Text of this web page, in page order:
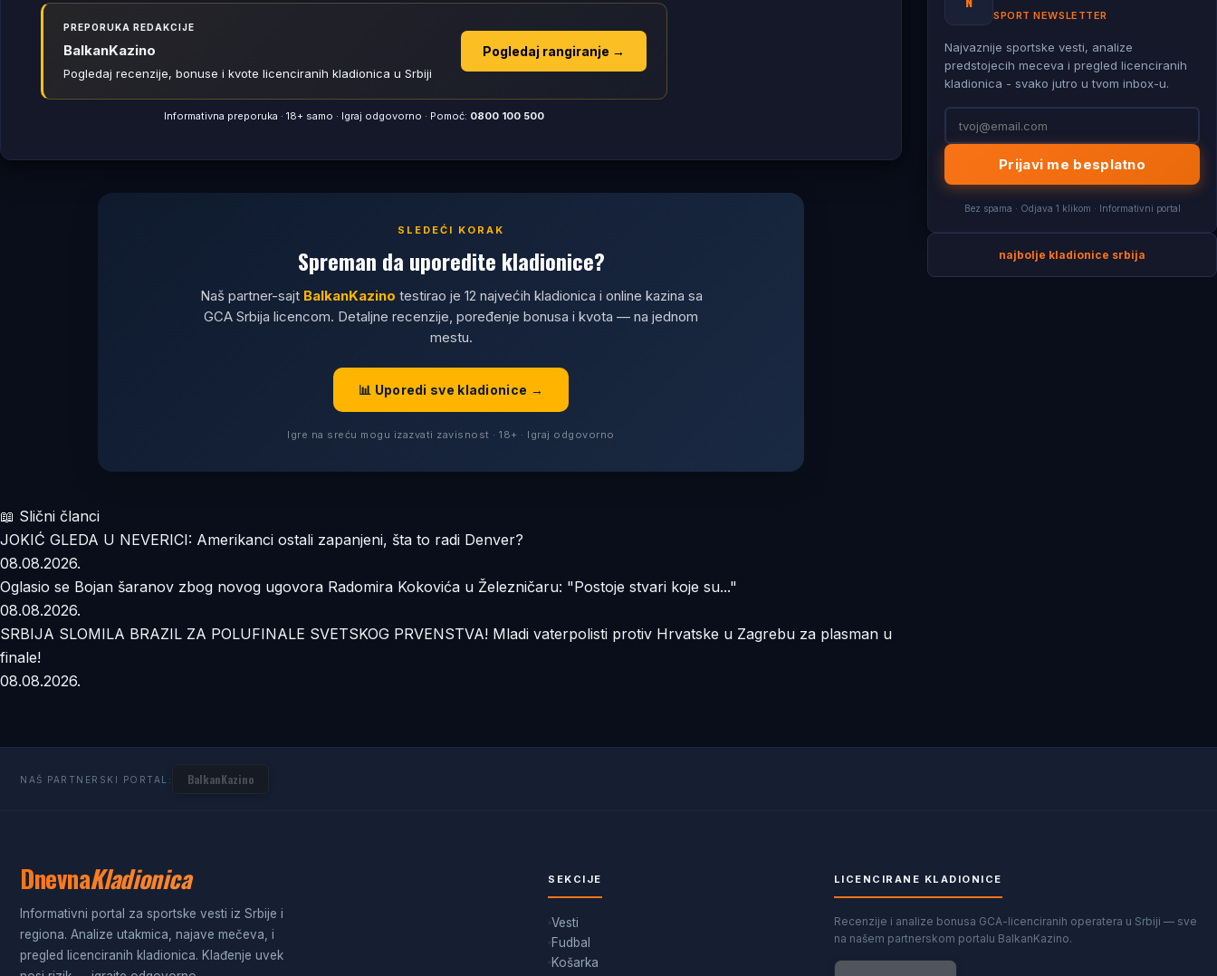
PREPORUKA REDAKCIJE
BalkanKazino
Pogledaj recenzije, bonuse i kvote licenciranih kladionica u Srbiji
Pogledaj rangiranje →
Informativna preporuka · 18+ samo · Igraj odgovorno · Pomoć: 0800 100 500
SLEDEĆI KORAK
Spreman da uporedite kladionice?
Naš partner-sajt BalkanKazino testirao je 12 najvećih kladionica i online kazina sa
GCA Srbija licencom. Detaljne recenzije, poređenje bonusa i kvota — na jednom
mestu.
📊 Uporedi sve kladionice →
Igre na sreću mogu izazvati zavisnost · 18+ · Igraj odgovorno
📖 Slični članci
JOKIĆ GLEDA U NEVERICI: Amerikanci ostali zapanjeni, šta to radi Denver?
08.08.2026.
Oglasio se Bojan šaranov zbog novog ugovora Radomira Kokovića u Železničaru: "Postoje stvari koje su..."
08.08.2026.
SRBIJA SLOMILA BRAZIL ZA POLUFINALE SVETSKOG PRVENSTVA! Mladi vaterpolisti protiv Hrvatske u Zagrebu za plasman u
finale!
08.08.2026.
SPORT NEWSLETTER
Najvaznije sportske vesti, analize
predstojecih meceva i pregled licenciranih
kladionica - svako jutro u tvom inbox-u.
Prijavi me besplatno
Bez spama · Odjava 1 klikom · Informativni portal
najbolje kladionice srbija
NAŠ PARTNERSKI PORTAL: BalkanKazino
DnevnaKladionica
Informativni portal za sportske vesti iz Srbije i
regiona. Analize utakmica, najave mečeva, i
pregled licenciranih kladionica. Klađenje uvek
SEKCIJE
Vesti
Fudbal
Košarka
LICENCIRANE KLADIONICE
Recenzije i analize bonusa GCA-licenciranih operatera u Srbiji — sve
na našem partnerskom portalu BalkanKazino.